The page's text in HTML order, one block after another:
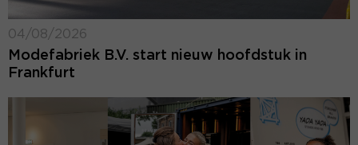
04/08/2026
Modefabriek B.V. start nieuw hoofdstuk in
Frankfurt